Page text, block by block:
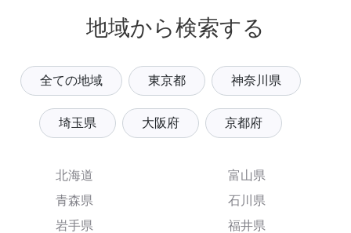
地域から検索する
全ての地域 東京都 神奈川県
埼玉県 大阪府 京都府
北海道
青森県
岩手県
富山県
石川県
福井県